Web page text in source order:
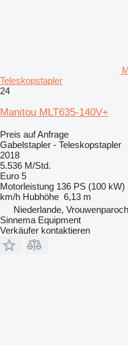
Teleskopstapler
24
Manitou MLT635-140V+
Preis auf Anfrage
Gabelstapler - Teleskopstapler
2018
5.536 M/Std.
Euro 5
Motorleistung 136 PS (100 kW)
km/h Hubhöhe 6,13 m
Niederlande,
Sinnema Equipment
Verkäufer kontaktieren